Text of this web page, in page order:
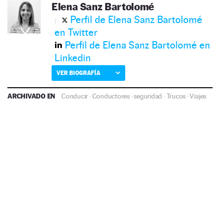
Elena Sanz Bartolomé
Perfil de Elena Sanz Bartolomé
en Twitter
Perfil de Elena Sanz Bartolomé en
Linkedin
VER BIOGRAFÍA
ARCHIVADO EN Conducir ·Conductores·seguridad ·Trucos ·Viajes